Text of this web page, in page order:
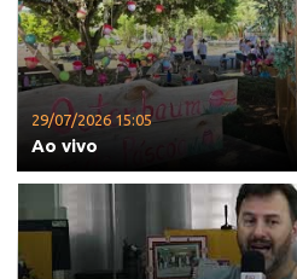
29/07/2026 15:05
Ao vivo